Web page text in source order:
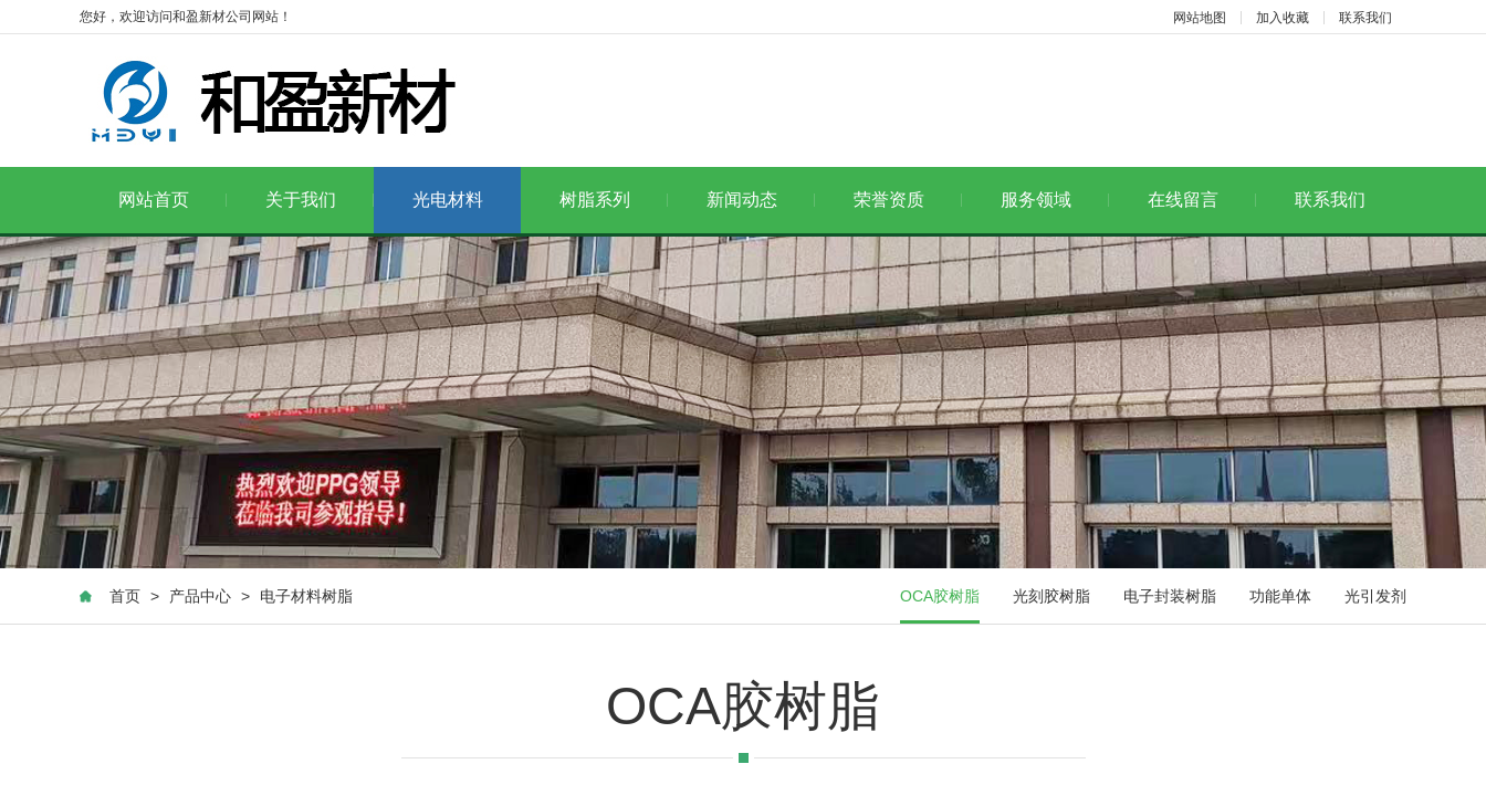
您好，欢迎访问和盈新材公司网站！ 网站地图 加入收藏 联系我们
网站首页 关于我们 光电材料 树脂系列 新闻动态 荣誉资质 服务领域 在线留言 联系我们
首页 > 产品中心 > 电子材料树脂 OCA胶树脂 光刻胶树脂 电子封装树脂 功能单体 光引发剂
OCA胶树脂